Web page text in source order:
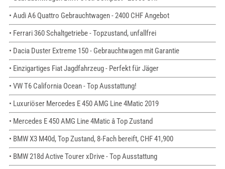
• Audi A6 Quattro Gebrauchtwagen - 2400 CHF Angebot
• Ferrari 360 Schaltgetriebe - Topzustand, unfallfrei
• Dacia Duster Extreme 150 - Gebrauchtwagen mit Garantie
• Einzigartiges Fiat Jagdfahrzeug - Perfekt für Jäger
• VW T6 California Ocean - Top Ausstattung!
• Luxuriöser Mercedes E 450 AMG Line 4Matic 2019
• Mercedes E 450 AMG Line 4Matic â Top Zustand
• BMW X3 M40d, Top Zustand, 8-Fach bereift, CHF 41,900
• BMW 218d Active Tourer xDrive - Top Ausstattung